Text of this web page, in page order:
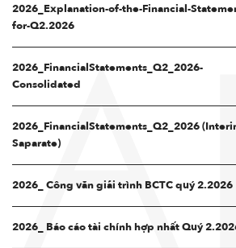
2026_Explanation-of-the-Financial-
for-Q2.2026
2026_FinancialStatements_Q2_2026-
Consolidated
2026_FinancialStatements_Q2_2026
Saparate)
2026_ Công văn giải trình BCTC quý 2.2026
2026_ Báo cáo tài chính hợp nhất Quý